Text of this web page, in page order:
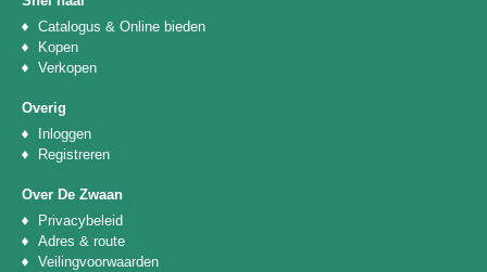
Catalogus & Online bieden
Kopen
Verkopen
Overig
Inloggen
Registreren
Over De Zwaan
Privacybeleid
Adres & route
Veilingvoorwaarden